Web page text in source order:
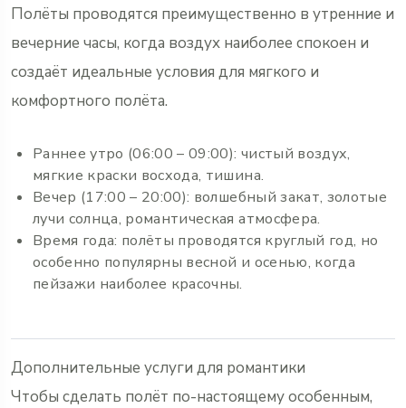
Полёты проводятся преимущественно в утренние и
вечерние часы, когда воздух наиболее спокоен и
создаёт идеальные условия для мягкого и
комфортного полёта.
Раннее утро (06:00 – 09:00): чистый воздух,
мягкие краски восхода, тишина.
Вечер (17:00 – 20:00): волшебный закат, золотые
лучи солнца, романтическая атмосфера.
Время года: полёты проводятся круглый год, но
особенно популярны весной и осенью, когда
пейзажи наиболее красочны.
Дополнительные услуги для романтики
Чтобы сделать полёт по-настоящему особенным,